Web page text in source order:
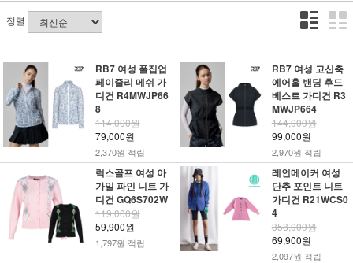
정렬
RB7 여성 풀집업
페이즐리 메쉬 가
디건 R4MWJP66
8
114,000원
79,000원
2,370원 적립
RB7 여성 고신축
에어홀 밴딩 후드
베스트 가디건 R3
MWJP664
144,000원
99,000원
2,970원 적립
럭스골프 여성 아
가일 파인 니트 가
디건 GQ6S702W
119,000원
59,900원
1,797원 적립
레인메이커 여성
단추 포인트 니트
가디건 R21WCS0
4
358,000원
69,900원
2,097원 적립